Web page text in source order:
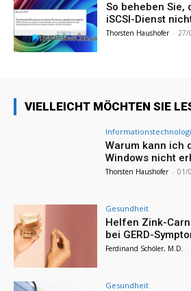
So beheben
iSCSI-Dienst
Thorsten Haushofer - 27/
VIELLEICHT MÖCHTEN SIE
Warum kann ich
Windows nicht
Thorsten Haushofer - 01/
Gesundheit
Helfen Zink-
bei GERD-
Ferdinand Schöler, M.D. -
Gesundheit